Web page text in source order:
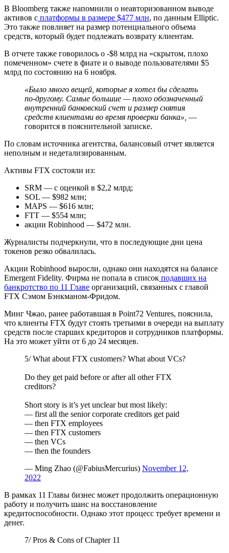
В Bloomberg также напомнили о неавторизованном выводе
активов с платформы в размере $477 млн, по данным Elliptic.
Это также повлияет на размер потенциального объема
средств, который будет подлежать возврату клиентам.
В отчете также говорилось о -$8 млрд на «скрытом, плохо
помеченном» счете в фиате и о выводе пользователями $5
млрд по состоянию на 6 ноября.
«Было много вещей, которые я хотел бы сделать
по-другому. Самые большие — плохо обозначенный
внутренний банковский счет и размер снятия
средств клиентами во время проверки банка», —
говорится в пояснительной записке.
По словам источника агентства, балансовый отчет является
неполным и недетализированным.
Активы FTX состояли из:
SRM — с оценкой в $2,2 млрд;
SOL — $982 млн;
MAPS — $616 млн;
FTT — $554 млн;
акции Robinhood — $472 млн.
Журналисты подчеркнули, что в последующие дни цена
токенов резко обвалилась.
Акции Robinhood выросли, однако они находятся на балансе
Emergent Fidelity. Фирма не попала в список подавших на
банкротство по 11 Главе организаций, связанных с главой
FTX Сэмом Бэнкманом-Фридом.
Минг Чжао, ранее работавшая в Point72 Ventures, пояснила,
что клиенты FTX будут стоять третьими в очереди на выплату
средств после старших кредиторов и сотрудников платформы.
На это может уйти от 6 до 24 месяцев.
5/ What about FTX customers? What about VCs?
Do they get paid before or after all other FTX
creditors?
Short story is it’s yet unclear but most likely:
— first all the senior corporate creditors get paid
— then FTX employees
— then FTX customers
— then VCs
— then the founders
— Ming Zhao (@FabiusMercurius) November 12,
2022
В рамках 11 Главы бизнес может продолжить операционную
работу и получить шанс на восстановление
кредитоспособности. Однако этот процесс требует времени и
денег.
7/ Pros & Cons of Chapter 11